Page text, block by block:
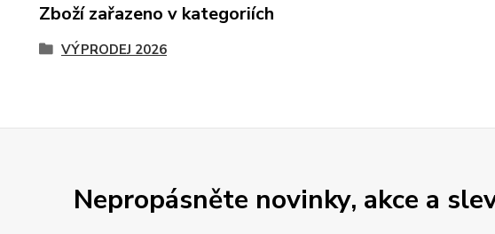
Zboží zařazeno v kategoriích
VÝPRODEJ 2026
Nepropásněte novinky, akce a